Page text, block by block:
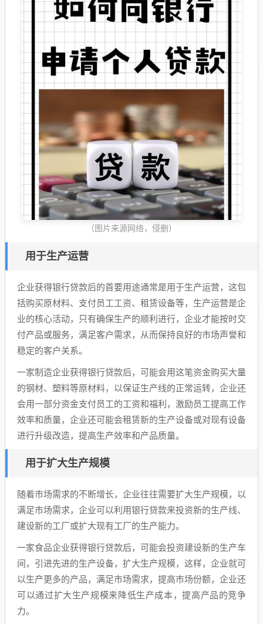
（图片来源网络，侵删）
用于生产运营
企业获得银行贷款后的首要用途通常是用于生产运营，这包
括购买原材料、支付员工工资、租赁设备等，生产运营是企
业的核心活动，只有确保生产的顺利进行，企业才能按时交
付产品或服务，满足客户需求，从而保持良好的市场声誉和
稳定的客户关系。
一家制造企业获得银行贷款后，可能会用这笔资金购买大量
的钢材、塑料等原材料，以保证生产线的正常运转，企业还
会用一部分资金支付员工的工资和福利，激励员工提高工作
效率和质量，企业还可能会租赁新的生产设备或对现有设备
进行升级改造，提高生产效率和产品质量。
用于扩大生产规模
随着市场需求的不断增长，企业往往需要扩大生产规模，以
满足市场需求，企业可以利用银行贷款来投资新的生产线、
建设新的工厂或扩大现有工厂的生产能力。
一家食品企业获得银行贷款后，可能会投资建设新的生产车
间，引进先进的生产设备，扩大生产规模，这样，企业就可
以生产更多的产品，满足市场需求，提高市场份额，企业还
可以通过扩大生产规模来降低生产成本，提高产品的竞争
力。